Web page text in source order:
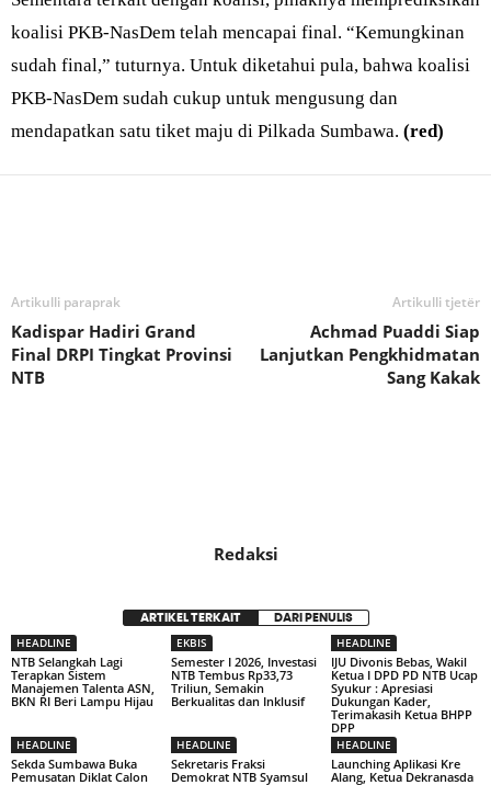
koalisi PKB-NasDem telah mencapai final. “Kemungkinan
sudah final,” tuturnya. Untuk diketahui pula, bahwa koalisi
PKB-NasDem sudah cukup untuk mengusung dan
mendapatkan satu tiket maju di Pilkada Sumbawa. (red)
Artikulli paraprak
Kadispar Hadiri Grand
Final DRPI Tingkat Provinsi
NTB
Artikulli tjetër
Achmad Puaddi Siap
Lanjutkan Pengkhidmatan
Sang Kakak
Redaksi
ARTIKEL TERKAIT DARI PENULIS
HEADLINE
NTB Selangkah Lagi
Terapkan Sistem
Manajemen Talenta ASN,
BKN RI Beri Lampu Hijau
EKBIS
Semester I 2026, Investasi
NTB Tembus Rp33,73
Triliun, Semakin
Berkualitas dan Inklusif
HEADLINE
IJU Divonis Bebas, Wakil
Ketua I DPD PD NTB Ucap
Syukur : Apresiasi
Dukungan Kader,
Terimakasih Ketua BHPP
DPP
HEADLINE
Sekda Sumbawa Buka
Pemusatan Diklat Calon
HEADLINE
Sekretaris Fraksi
Demokrat NTB Syamsul
HEADLINE
Launching Aplikasi Kre
Alang, Ketua Dekranasda